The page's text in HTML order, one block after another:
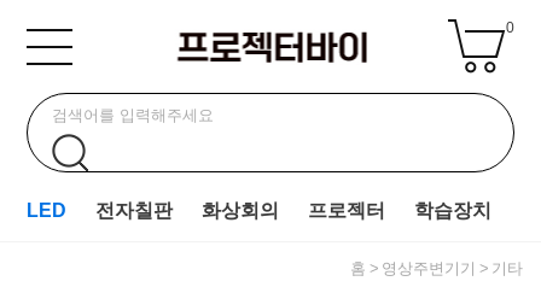
0
LED 전자칠판 화상회의 프로젝터 학습장치
홈 영상주변기기 기타